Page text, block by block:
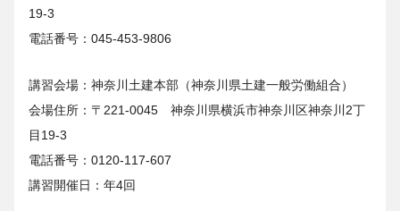
19-3
電話番号：045-453-9806
講習会場：神奈川土建本部（神奈川県土建一般労働組合）
会場住所：〒221-0045 神奈川県横浜市神奈川区神奈川2丁
目19-3
電話番号：0120-117-607
講習開催日：年4回